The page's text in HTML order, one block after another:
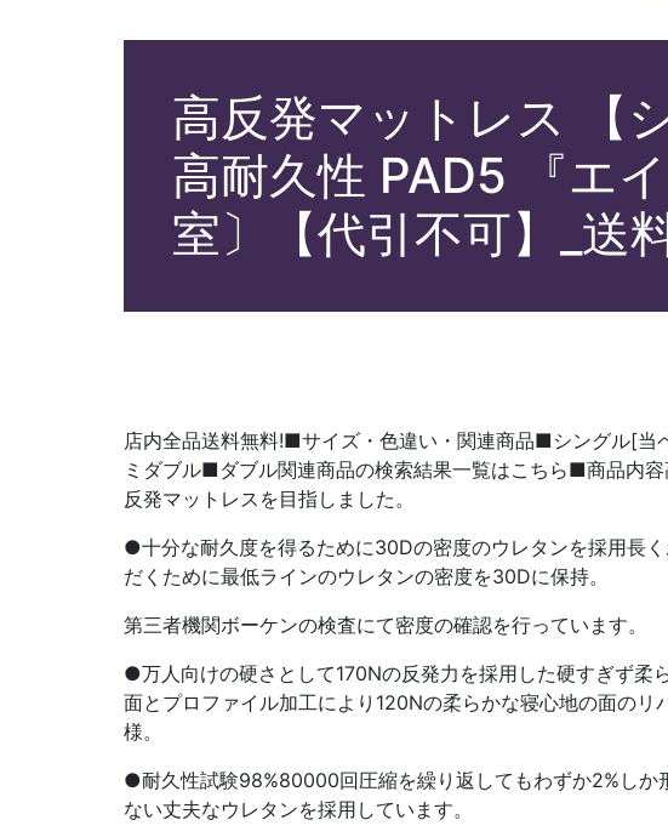
高反発マットレス 【
高耐久性 PAD5 『エ
室〕【代引不可】_送
店内全品送料無料!■サイズ・色違い・関連商品■シングル[当
ミダブル■ダブル関連商品の検索結果一覧はこちら■商品内容
反発マットレスを目指しました。
●十分な耐久度を得るために30Dの密度のウレタンを採用長
だくために最低ラインのウレタンの密度を30Dに保持。
第三者機関ボーケンの検査にて密度の確認を行っています。
●万人向けの硬さとして170Nの反発力を採用した硬すぎず柔
面とプロファイル加工により120Nの柔らかな寝心地の面のリ
様。
●耐久性試験98%80000回圧縮を繰り返してもわずか2%しか
ない丈夫なウレタンを採用しています。